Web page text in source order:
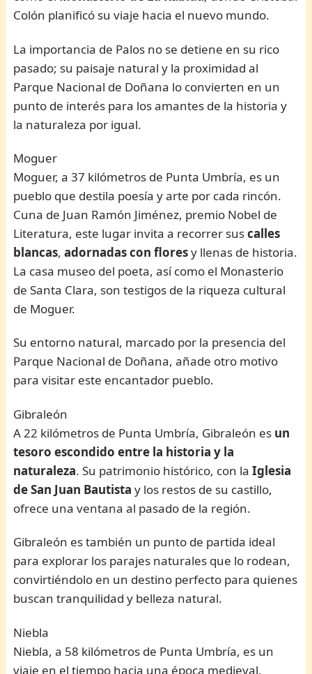
Colón planificó su viaje hacia el nuevo mundo.
La importancia de Palos no se detiene en su rico
pasado; su paisaje natural y la proximidad al
Parque Nacional de Doñana lo convierten en un
punto de interés para los amantes de la historia y
la naturaleza por igual.
Moguer
Moguer, a 37 kilómetros de Punta Umbría, es un
pueblo que destila poesía y arte por cada rincón.
Cuna de Juan Ramón Jiménez, premio Nobel de
Literatura, este lugar invita a recorrer suscalles
blancas,adornadas con floresy llenas de historia.
La casa museo del poeta, así como el Monasterio
de Santa Clara, son testigos de la riqueza cultural
de Moguer.
Su entorno natural, marcado por la presencia del
Parque Nacional de Doñana, añade otro motivo
para visitar este encantador pueblo.
Gibraleón
A 22 kilómetros de Punta Umbría, Gibraleón es un
tesoro escondido entre la historia y la
naturaleza. Su patrimonio histórico, con laIglesia
de San Juan Bautista y los restos de su castillo,
ofrece una ventana al pasado de la región.
Gibraleón es también un punto de partida ideal
para explorar los parajes naturales que lo rodean,
convirtiéndolo en un destino perfecto para quienes
buscan tranquilidad y belleza natural.
Niebla
Niebla, a 58 kilómetros de Punta Umbría, es un
viaje en el tiempo hacia una época medieval.